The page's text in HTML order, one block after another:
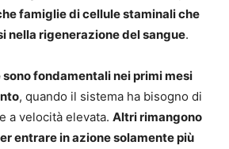
famiglie di cellule staminali che
nella rigenerazione del sangue.
fondamentali nei primi mesi
, quando il sistema ha bisogno di
a velocità elevata. Altri rimangono
entrare in azione solamente più